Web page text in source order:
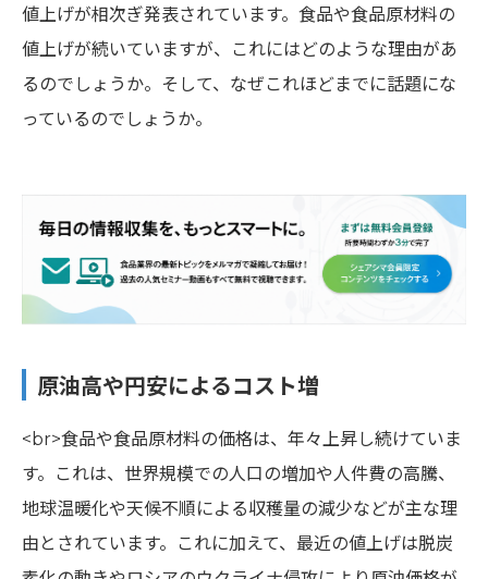
値上げが相次ぎ発表されています。食品や食品原材料の
値上げが続いていますが、これにはどのような理由があ
るのでしょうか。そして、なぜこれほどまでに話題にな
っているのでしょうか。
原油高や円安によるコスト増
<br>食品や食品原材料の価格は、年々上昇し続けていま
す。これは、世界規模での人口の増加や人件費の高騰、
地球温暖化や天候不順による収穫量の減少などが主な理
由とされています。これに加えて、最近の値上げは脱炭